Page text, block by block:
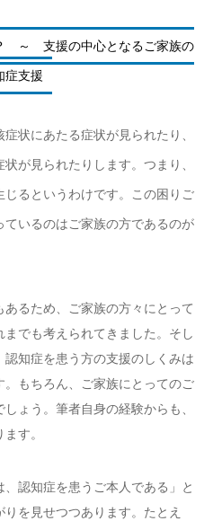
～ 支援の中心となるご家族の
症支援
状にあたる症状が見られたり、
が見られたりします。つまり、
じるというわけです。この困りご
ているのはご家族の方であるのが
るため、ご家族の方々にとって
でも考えられてきました。そし
知症を患う方の支援のしくみは
もちろん、ご家族にとってのご
ょう。筆者自身の経験からも、
す。
認知症を患うご本人である」と
を見せつつあります。たとえ